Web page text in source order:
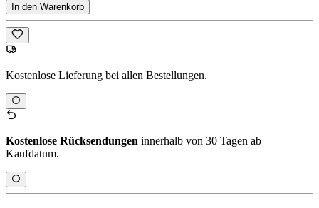
In den Warenkorb
Kostenlose Lieferung bei allen Bestellungen.
Kostenlose Rücksendungen innerhalb von 30 Tagen ab
Kaufdatum.